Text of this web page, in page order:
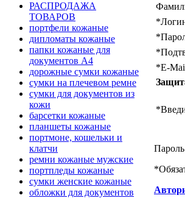
РАСПРОДАЖА
ТОВАРОВ
портфели кожаные
дипломаты кожаные
папки кожаные для
документов А4
дорожные сумки кожаные
сумки на плечевом ремне
сумки для документов из
кожи
барсетки кожаные
планшеты кожаные
портмоне, кошельки и
клатчи
ремни кожаные мужские
портпледы кожаные
сумки женские кожаные
обложки для документов
*
*
*
*E-
*
*